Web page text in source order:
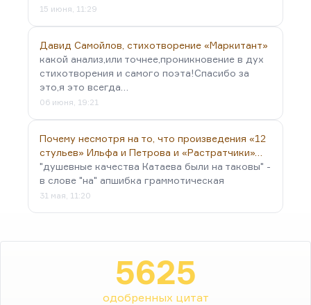
15 июня, 11:29
Давид Самойлов, стихотворение «Маркитант»
какой анализ,или точнее,проникновение в дух
стихотворения и самого поэта!Спасибо за
это,я это всегда…
06 июня, 19:21
Почему несмотря на то, что произведения «12
стульев» Ильфа и Петрова и «Растратчики»…
"душевные качества Катаева были на таковы" -
в слове "на" апшибка граммотическая
31 мая, 11:20
5625
одобренных цитат